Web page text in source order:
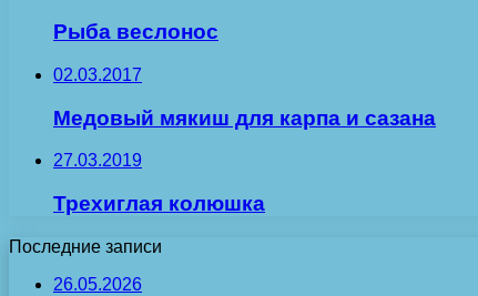
Рыба веслонос
02.03.2017
Медовый мякиш для карпа и сазана
27.03.2019
Трехиглая колюшка
Последние записи
26.05.2026